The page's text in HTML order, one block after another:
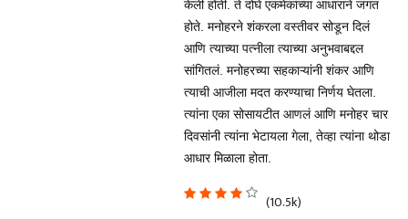
केली होती. ते दोघे एकमेकांच्या आधाराने जगत
होते. मनोहरने शंकरला वस्तीवर सोडून दिलं
आणि त्याच्या पत्नीला त्याच्या अनुभवाबद्दल
सांगितलं. मनोहरच्या सहकाऱ्यांनी शंकर आणि
त्याची आजीला मदत करण्याचा निर्णय घेतला.
त्यांना एका सोसायटीत आणलं आणि मनोहर चार
दिवसांनी त्यांना भेटायला गेला, तेव्हा त्यांना थोडा
आधार मिळाला होता.
(10.5k)